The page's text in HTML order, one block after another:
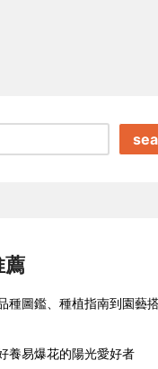
薦
種圖鑑、種植指南到園藝
養易爆花的陽光愛好者